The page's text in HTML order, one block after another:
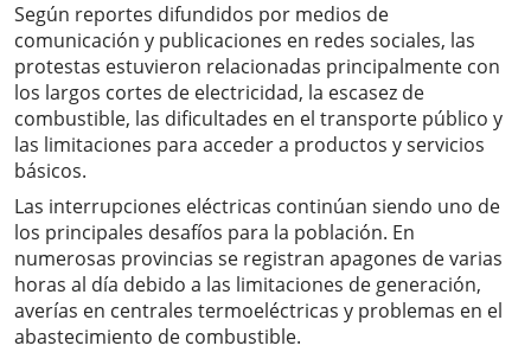
Según reportes difundidos por medios de
comunicación y publicaciones en redes sociales, las
protestas estuvieron relacionadas principalmente con
los largos cortes de electricidad, la escasez de
combustible, las dificultades en el transporte público y
las limitaciones para acceder a productos y servicios
básicos.
Las interrupciones eléctricas continúan siendo uno de
los principales desafíos para la población. En
numerosas provincias se registran apagones de varias
horas al día debido a las limitaciones de generación,
averías en centrales termoeléctricas y problemas en el
abastecimiento de combustible.